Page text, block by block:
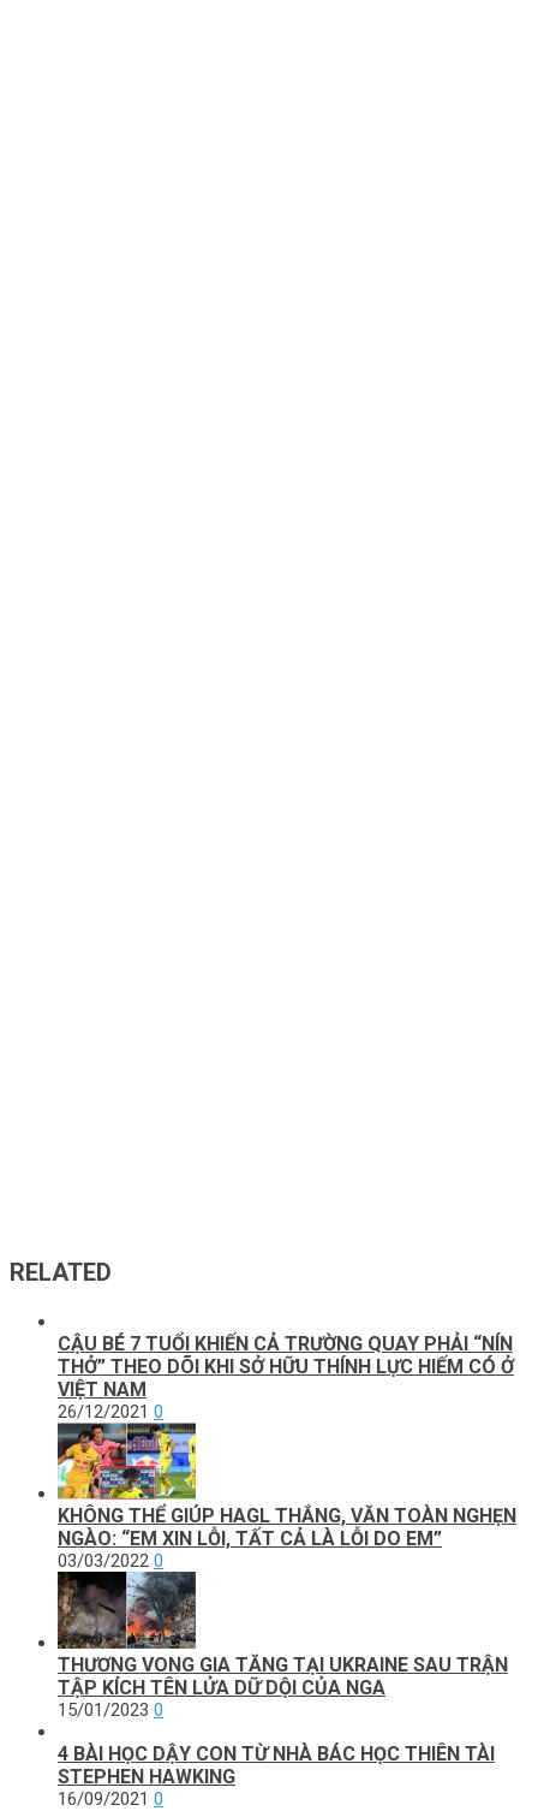
RELATED
CẬU BÉ 7 TUỔI KHIẾN CẢ TRƯỜNG QUAY PHẢI “NÍN
THỞ” THEO DÕI KHI SỞ HỮU THÍNH LỰC HIẾM CÓ Ở
VIỆT NAM
26/12/2021 0
KHÔNG THỂ GIÚP HAGL THẮNG, VĂN TOÀN NGHẸN
NGÀO: “EM XIN LỖI, TẤT CẢ LÀ LỖI DO EM”
03/03/2022 0
THƯƠNG VONG GIA TĂNG TẠI UKRAINE SAU TRẬN
TẬP KÍCH TÊN LỬA DỮ DỘI CỦA NGA
15/01/2023 0
4 BÀI HỌC DẬY CON TỪ NHÀ BÁC HỌC THIÊN TÀI
STEPHEN HAWKING
16/09/2021 0